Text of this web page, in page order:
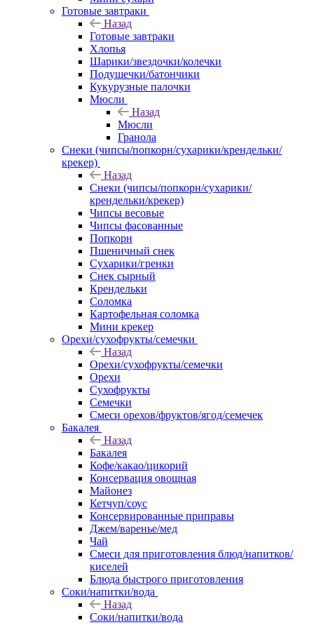
Готовые завтраки
Назад
Готовые завтраки
Хлопья
Шарики/звездочки/колечки
Подушечки/батончики
Кукурузные палочки
Мюсли
Назад
Мюсли
Гранола
Снеки (чипсы/попкорн/сухарики/крендельки/
крекер)
Назад
Снеки (чипсы/попкорн/сухарики/
крендельки/крекер)
Чипсы весовые
Чипсы фасованные
Попкорн
Пшеничный снек
Сухарики/гренки
Снек сырный
Крендельки
Соломка
Картофельная соломка
Мини крекер
Орехи/сухофрукты/семечки
Назад
Орехи/сухофрукты/семечки
Орехи
Сухофрукты
Семечки
Смеси орехов/фруктов/ягод/семечек
Бакалея
Назад
Бакалея
Кофе/какао/цикорий
Консервация овощная
Майонез
Кетчуп/соус
Консервированные приправы
Джем/варенье/мед
Чай
Смеси для приготовления блюд/напитков/
киселей
Блюда быстрого приготовления
Соки/напитки/вода
Назад
Соки/напитки/вода